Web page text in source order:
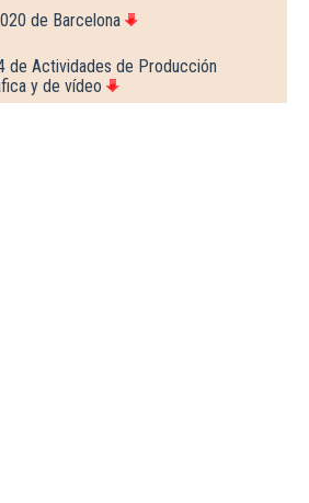
de Barcelona
de Actividades de Producción
y de vídeo